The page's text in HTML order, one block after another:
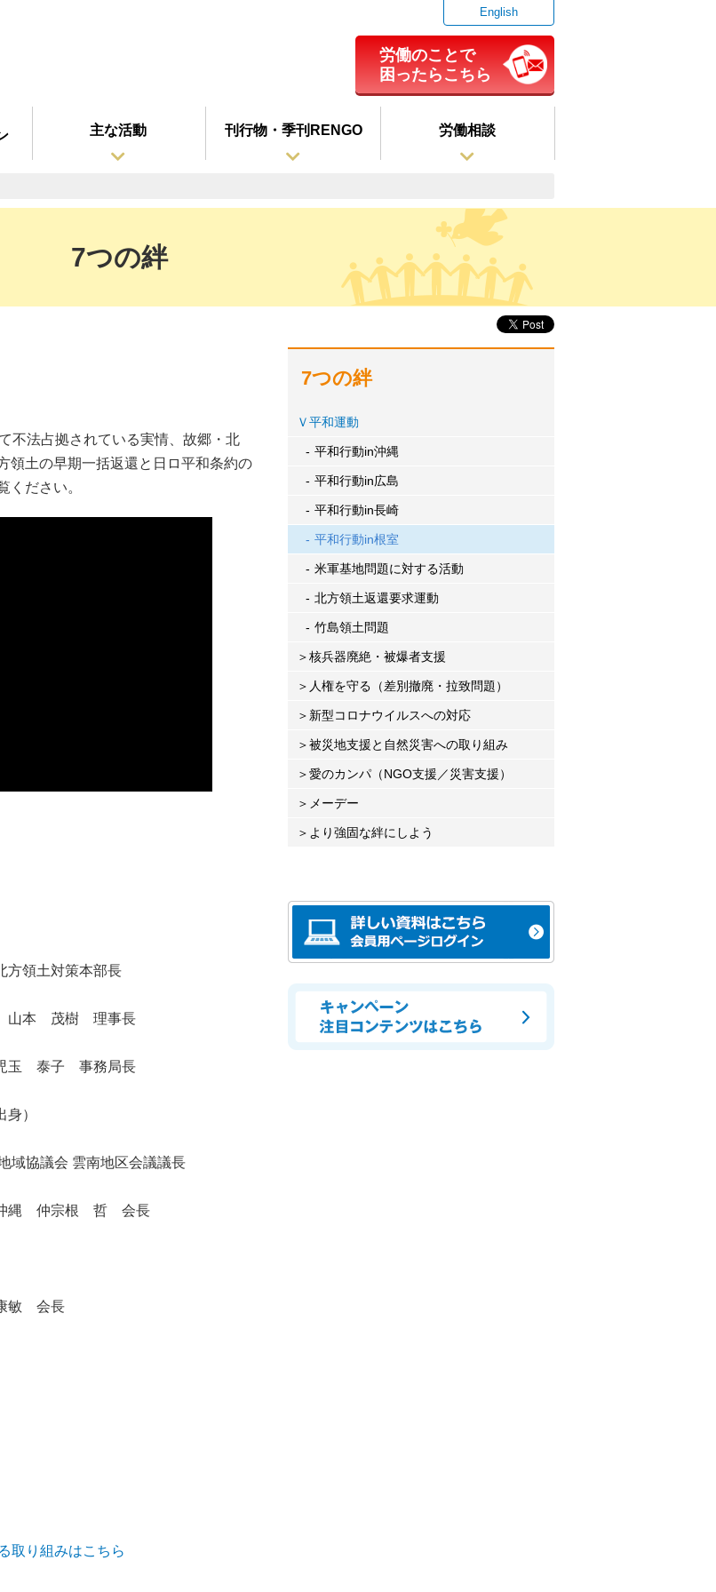
English
労働のことで
困ったらこちら
主な活動 刊行物・季刊RENGO 労働相談
7つの絆
不法占拠されている実情、故郷・北
領土の早期一括返還と日ロ平和条約の
ください。
領土対策本部長
山本 茂樹 理事長
玉 泰子 事務局長
）
協議会 雲南地区会議議長
縄 仲宗根 哲 会長
敏 会長
取り組みはこちら
7つの絆
平和運動
平和行動in沖縄
平和行動in広島
平和行動in長崎
平和行動in根室
米軍基地問題に対する活動
北方領土返還要求運動
竹島領土問題
核兵器廃絶・被爆者支援
人権を守る（差別撤廃・拉致問題）
新型コロナウイルスへの対応
被災地支援と自然災害への取り組み
愛のカンパ（NGO支援／災害支援）
メーデー
より強固な絆にしよう